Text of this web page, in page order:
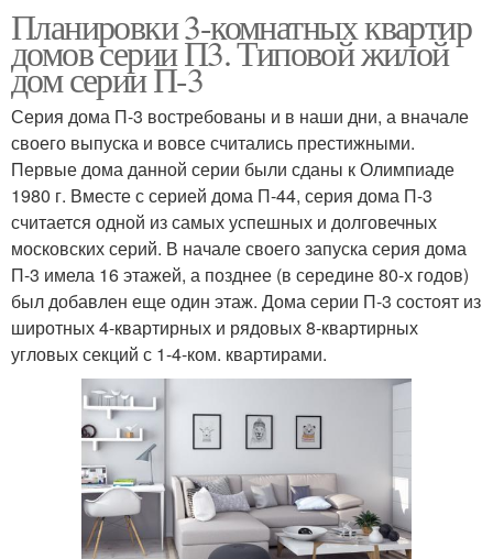
Планировки 3-комнатных квартир
домов серии П3. Типовой жилой
дом серии П-3
Серия дома П-3 востребованы и в наши дни, а вначале
своего выпуска и вовсе считались престижными.
Первые дома данной серии были сданы к Олимпиаде
1980 г. Вместе с серией дома П-44, серия дома П-3
считается одной из самых успешных и долговечных
московских серий. В начале своего запуска серия дома
П-3 имела 16 этажей, а позднее (в середине 80-х годов)
был добавлен еще один этаж. Дома серии П-3 состоят из
широтных 4-квартирных и рядовых 8-квартирных
угловых секций с 1-4-ком. квартирами.